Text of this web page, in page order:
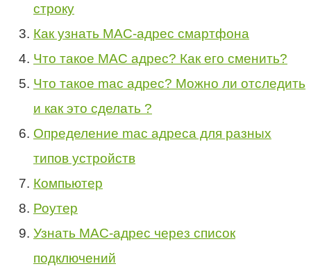
строку
Как узнать MAC-адрес смартфона
Что такое MAC адрес? Как его сменить?
Что такое mac адрес? Можно ли отследить
и как это сделать ?
Определение mac адреса для разных
типов устройств
Компьютер
Роутер
Узнать MAC-адрес через список
подключений